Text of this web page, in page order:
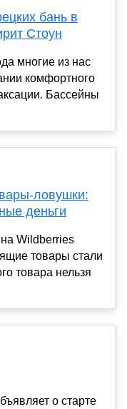
бань в
Стоун
многие из нас
комфортного
Бассейны
ловушки:
деньги
Wildberries
товары стали
товара нельзя
о старте